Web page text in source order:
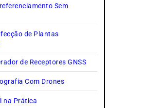
Sem
de Plantas
de Receptores GNSS
Com Drones
na Prática